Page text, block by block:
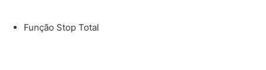
Função Stop Total